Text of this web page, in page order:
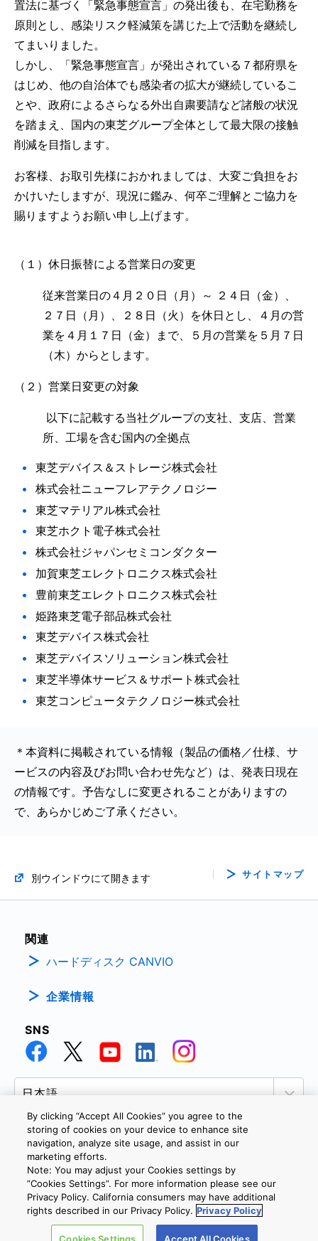
置法に基づく「緊急事態宣言」の発出後も、在宅勤務を
原則とし、感染リスク軽減策を講じた上で活動を継続し
てまいりました。
しかし、「緊急事態宣言」が発出されている７都府県を
はじめ、他の自治体でも感染者の拡大が継続しているこ
とや、政府によるさらなる外出自粛要請など諸般の状況
を踏まえ、国内の東芝グループ全体として最大限の接触
削減を目指します。
お客様、お取引先様におかれましては、大変ご負担をお
かけいたしますが、現況に鑑み、何卒ご理解とご協力を
賜りますようお願い申し上げます。
（１）休日振替による営業日の変更
従来営業日の４月２０日（月）～ ２４日（金）、
２７日（月）、２８日（火）を休日とし、４月の営
業を４月１７日（金）まで、５月の営業を５月７日
（木）からとします。
（２）営業日変更の対象
以下に記載する当社グループの支社、支店、営業
所、工場を含む国内の全拠点
東芝デバイス＆ストレージ株式会社
株式会社ニューフレアテクノロジー
東芝マテリアル株式会社
東芝ホクト電子株式会社
株式会社ジャパンセミコンダクター
加賀東芝エレクトロニクス株式会社
豊前東芝エレクトロニクス株式会社
姫路東芝電子部品株式会社
東芝デバイス株式会社
東芝デバイスソリューション株式会社
東芝半導体サービス＆サポート株式会社
東芝コンピュータテクノロジー株式会社
＊本資料に掲載されている情報（製品の価格／仕様、サ
ービスの内容及びお問い合わせ先など）は、発表日現在
の情報です。予告なしに変更されることがありますの
で、あらかじめご了承ください。
別ウインドウにて開きます サイトマップ
関連
ハードディスク CANVIO
企業情報
SNS
個人情報保護方針
お問い合わせ
Copyright © 2026 TOSHIBA ELECTRONIC DEVICES & STORAGE
By clicking “Accept All Cookies” you agree to the
storing of cookies on your device to enhance site
navigation, analyze site usage, and assist in our
marketing efforts.
Note: You may adjust your Cookies settings by
”Cookies Settings”. For more information please see our
Privacy Policy. California consumers may have additional
rights described in our Privacy Policy. Privacy Policy